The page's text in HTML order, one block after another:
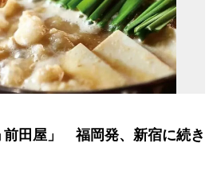
前田屋」 福岡発、新宿に続き